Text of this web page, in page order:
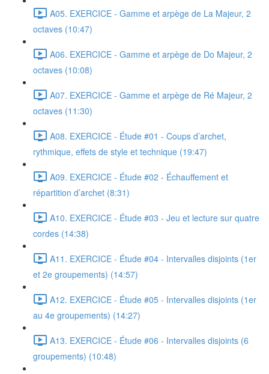
A05. EXERCICE - Gamme et arpège de La Majeur, 2
octaves (10:47)
A06. EXERCICE - Gamme et arpège de Do Majeur, 2
octaves (10:08)
A07. EXERCICE - Gamme et arpège de Ré Majeur, 2
octaves (11:30)
A08. EXERCICE - Étude #01 - Coups d’archet,
rythmique, effets de style et technique (19:47)
A09. EXERCICE - Étude #02 - Échauffement et
répartition d’archet (8:31)
A10. EXERCICE - Étude #03 - Jeu et lecture sur quatre
cordes (14:38)
A11. EXERCICE - Étude #04 - Intervalles disjoints (1er
et 2e groupements) (14:57)
A12. EXERCICE - Étude #05 - Intervalles disjoints (1er
au 4e groupements) (14:27)
A13. EXERCICE - Étude #06 - Intervalles disjoints (6
groupements) (10:48)